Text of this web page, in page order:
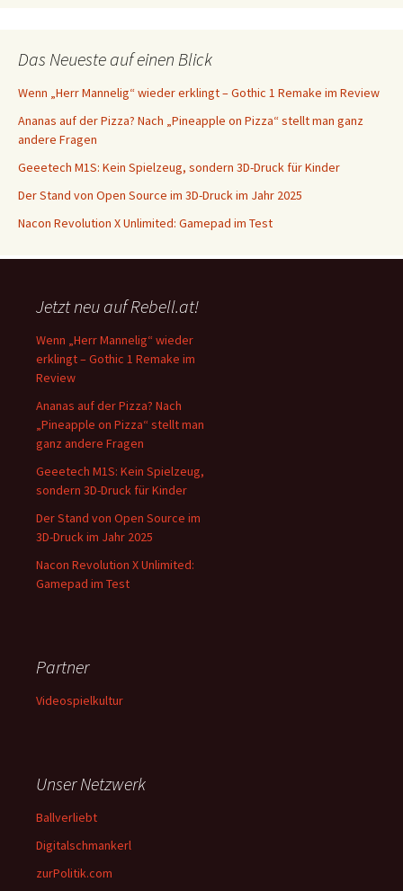
Das Neueste auf einen Blick
Wenn „Herr Mannelig“ wieder erklingt – Gothic 1 Remake im Review
Ananas auf der Pizza? Nach „Pineapple on Pizza“ stellt man ganz
andere Fragen
Geeetech M1S: Kein Spielzeug, sondern 3D-Druck für Kinder
Der Stand von Open Source im 3D-Druck im Jahr 2025
Nacon Revolution X Unlimited: Gamepad im Test
Jetzt neu auf Rebell.at!
Wenn „Herr Mannelig“ wieder
erklingt – Gothic 1 Remake im
Review
Ananas auf der Pizza? Nach
„Pineapple on Pizza“ stellt man
ganz andere Fragen
Geeetech M1S: Kein Spielzeug,
sondern 3D-Druck für Kinder
Der Stand von Open Source im
3D-Druck im Jahr 2025
Nacon Revolution X Unlimited:
Gamepad im Test
Partner
Videospielkultur
Unser Netzwerk
Ballverliebt
Digitalschmankerl
zurPolitik.com